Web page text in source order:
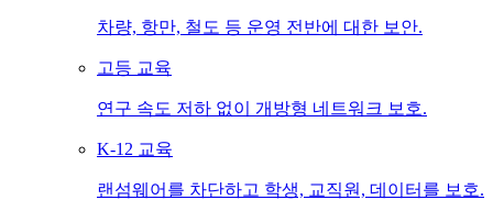
차량, 항만, 철도 등 운영 전반에 대한 보안.
고등 교육
연구 속도 저하 없이 개방형 네트워크 보호.
K-12 교육
랜섬웨어를 차단하고 학생, 교직원, 데이터를 보호.